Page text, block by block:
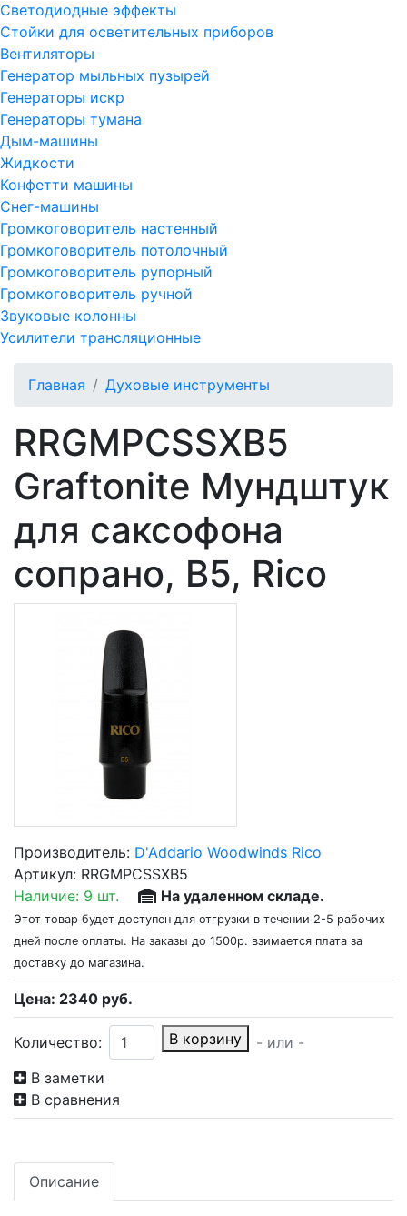
Светодиодные эффекты
Стойки для осветительных приборов
Вентиляторы
Генератор мыльных пузырей
Генераторы искр
Генераторы тумана
Дым-машины
Жидкости
Конфетти машины
Снег-машины
Громкоговоритель настенный
Громкоговоритель потолочный
Громкоговоритель рупорный
Громкоговоритель ручной
Звуковые колонны
Усилители трансляционные
Главная Духовые инструменты
RRGMPCSSXB5
Graftonite Мундштук
для саксофона
сопрано, B5, Rico
Производитель: D'Addario Woodwinds Rico
Артикул: RRGMPCSSXB5
Наличие: 9 шт. На удаленном складе.
Этот товар будет доступен для отгрузки в течении 2-5 рабочих
дней после оплаты. На заказы до 1500р. взимается плата за
доставку до магазина.
Цена: 2340 руб.
Количество: В корзину
- или -
В заметки
В сравнения
Описание